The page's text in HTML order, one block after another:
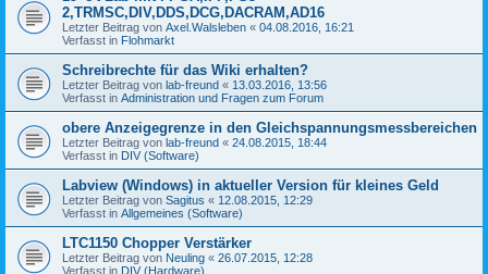
2,TRMSC,DIV,DDS,DCG,DACRAM,AD16
Letzter Beitrag von Axel.Walsleben « 04.08.2016, 16:21
Verfasst in Flohmarkt
Schreibrechte für das Wiki erhalten?
Letzter Beitrag von lab-freund « 13.03.2016, 13:56
Verfasst in Administration und Fragen zum Forum
obere Anzeigegrenze in den Gleichspannungsmessbereichen
Letzter Beitrag von lab-freund « 24.08.2015, 18:44
Verfasst in DIV (Software)
Labview (Windows) in aktueller Version für kleines Geld
Letzter Beitrag von Sagitus « 12.08.2015, 12:29
Verfasst in Allgemeines (Software)
LTC1150 Chopper Verstärker
Letzter Beitrag von Neuling « 26.07.2015, 12:28
Verfasst in DIV (Hardware)